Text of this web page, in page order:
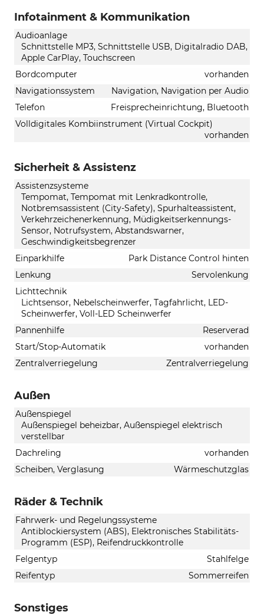
Infotainment & Kommunikation
Audioanlage
Schnittstelle MP3, Schnittstelle USB, Digitalradio DAB,
Apple CarPlay, Touchscreen
Bordcomputer
vorhanden
Navigationssystem
Navigation, Navigation per Audio
Telefon
Freisprecheinrichtung, Bluetooth
Volldigitales Kombiinstrument (Virtual Cockpit)
vorhanden
Sicherheit & Assistenz
Assistenzsysteme
Tempomat, Tempomat mit Lenkradkontrolle,
Notbremsassistent (City-Safety), Spurhalteassistent,
Verkehrzeichenerkennung, Müdigkeitserkennungs-
Sensor, Notrufsystem, Abstandswarner,
Geschwindigkeitsbegrenzer
Einparkhilfe
Park Distance Control hinten
Lenkung
Servolenkung
Lichttechnik
Lichtsensor, Nebelscheinwerfer, Tagfahrlicht, LED-
Scheinwerfer, Voll-LED Scheinwerfer
Pannenhilfe
Reserverad
Start/Stop-Automatik
vorhanden
Zentralverriegelung
Zentralverriegelung
Außen
Außenspiegel
Außenspiegel beheizbar, Außenspiegel elektrisch
verstellbar
Dachreling
vorhanden
Scheiben, Verglasung
Wärmeschutzglas
Räder & Technik
Fahrwerk- und Regelungssysteme
Antiblockiersystem (ABS), Elektronisches Stabilitäts-
Programm (ESP), Reifendruckkontrolle
Felgentyp
Stahlfelge
Reifentyp
Sommerreifen
Sonstiges